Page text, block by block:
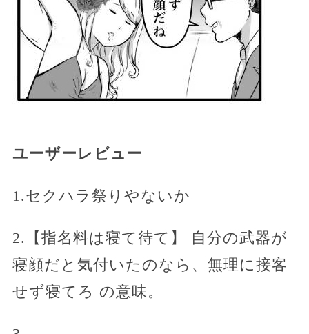
ユーザーレビュー
1.セクハラ祭りやないか
2.【指名料は寝て待て】 自分の武器が
寝顔だと気付いたのなら、無理に接客
せず寝てろ の意味。